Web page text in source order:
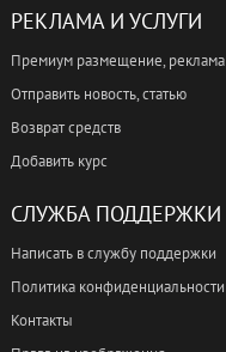
РЕКЛАМА И УСЛУГИ
Премиум размещение, реклама
Отправить новость, статью
Возврат средств
Добавить курс
СЛУЖБА ПОДДЕРЖКИ
Написать в службу поддержки
Политика конфиденциальности
Контакты